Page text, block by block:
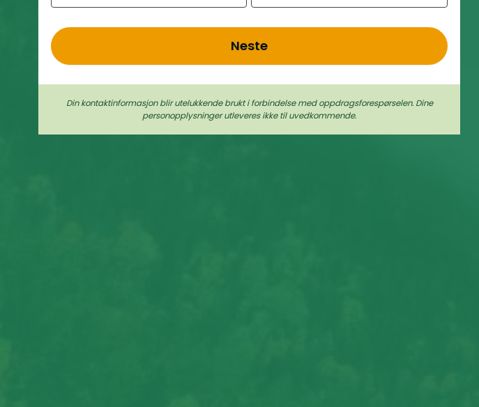
Neste
Din kontaktinformasjon blir utelukkende brukt i forbindelse med oppdragsforespørselen. Dine
personopplysninger utleveres ikke til uvedkommende.